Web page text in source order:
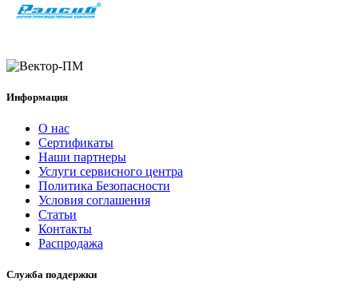
Информация
О нас
Сертификаты
Наши партнеры
Услуги сервисного центра
Политика Безопасности
Условия соглашения
Статьи
Контакты
Распродажа
Служба поддержки